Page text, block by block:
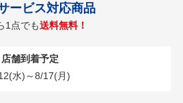
ービス対応商品
1点でも送料無料！
店舗到着予定
水)～8/17(月)